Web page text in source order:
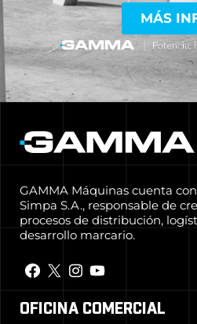
MÁS
GAMMA Máquinas cuenta
Simpa S.A., responsable de
procesos de distribución,
desarrollo marcario.
OFICINA COMERCIAL